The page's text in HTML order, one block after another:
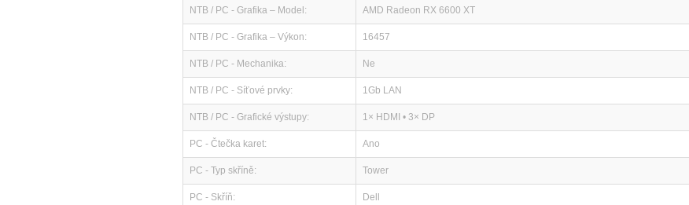
NTB / PC - Grafika – Model: AMD Radeon RX 6600 XT
NTB / PC - Grafika – Výkon: 16457
NTB / PC - Mechanika: Ne
NTB / PC - Síťové prvky: 1Gb LAN
NTB / PC - Grafické výstupy: 1× HDMI • 3× DP
PC - Čtečka karet: Ano
PC - Typ skříně: Tower
PC - Skříň: Dell